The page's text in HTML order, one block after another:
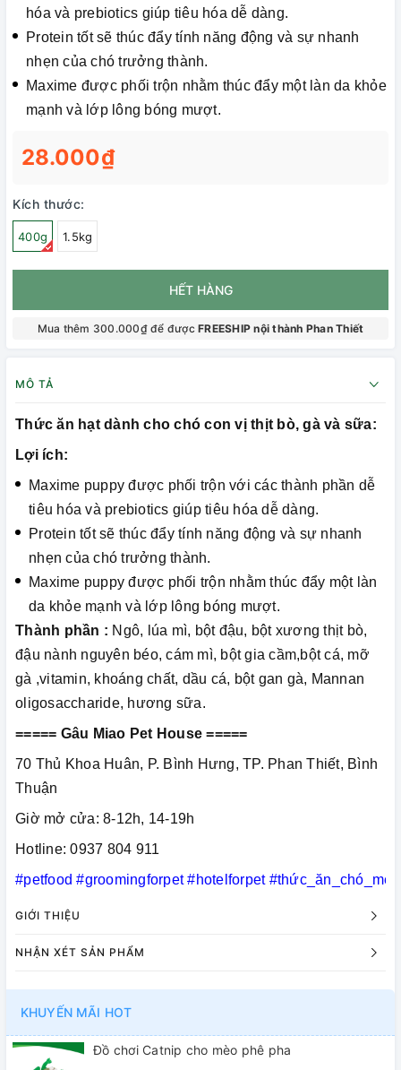
hóa và prebiotics giúp tiêu hóa dễ dàng.
Protein tốt sẽ thúc đẩy tính năng động và sự nhanh
nhẹn của chó trưởng thành.
Maxime được phối trộn nhằm thúc đẩy một làn da khỏe
mạnh và lớp lông bóng mượt.
28.000₫
Kích thước:
400g 1.5kg
HẾT HÀNG
Mua thêm 300.000₫ để đượcFREESHIP nội thành Phan Thiết
MÔ TẢ
Thức ăn hạt dành cho chó con vị thịt bò, gà và sữa:
Lợi ích:
Maxime puppy được phối trộn với các thành phần dễ
tiêu hóa và prebiotics giúp tiêu hóa dễ dàng.
Protein tốt sẽ thúc đẩy tính năng động và sự nhanh
nhẹn của chó trưởng thành.
Maxime puppy được phối trộn nhằm thúc đẩy một làn
da khỏe mạnh và lớp lông bóng mượt.
Thành phần : Ngô, lúa mì, bột đậu, bột xương thịt bò,
đậu nành nguyên béo, cám mì, bột gia cầm,bột cá, mỡ
gà ,vitamin, khoáng chất, dầu cá, bột gan gà, Mannan
oligosaccharide, hương sữa.
===== Gâu Miao Pet House =====
70 Thủ Khoa Huân, P. Bình Hưng, TP. Phan Thiết, Bình
Thuận
Giờ mở cửa: 8-12h, 14-19h
Hotline: 0937 804 911
#petfood #groomingforpet #hotelforpet #thức_ăn_chó_mèo
GIỚI THIỆU
NHẬN XÉT SẢN PHẨM
KHUYẾN MÃI HOT
Đồ chơi Catnip cho mèo phê pha